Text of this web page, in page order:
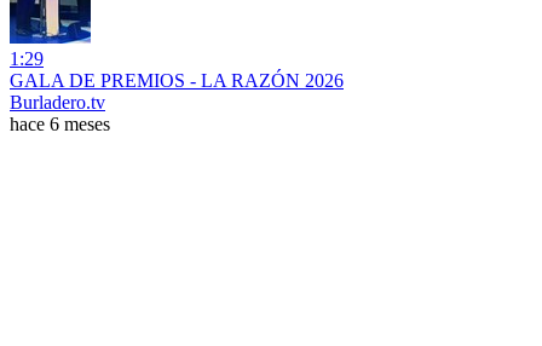
1:29
GALA DE PREMIOS - LA RAZÓN 2026
Burladero.tv
hace 6 meses